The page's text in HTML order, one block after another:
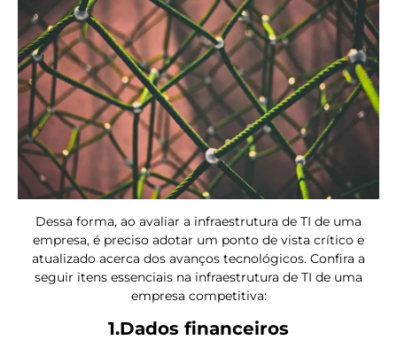
Dessa forma, ao avaliar a infraestrutura de TI de uma
empresa, é preciso adotar um ponto de vista crítico e
atualizado acerca dos avanços tecnológicos. Confira a
seguir itens essenciais na infraestrutura de TI de uma
empresa competitiva:
1.Dados financeiros